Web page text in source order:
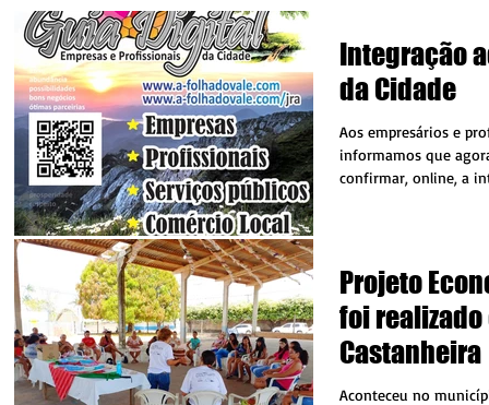
Integração
da Cidade
Aos empresários e
informamos que
confirmar, online, a
Projeto
foi realizado
Castanheira
Aconteceu no